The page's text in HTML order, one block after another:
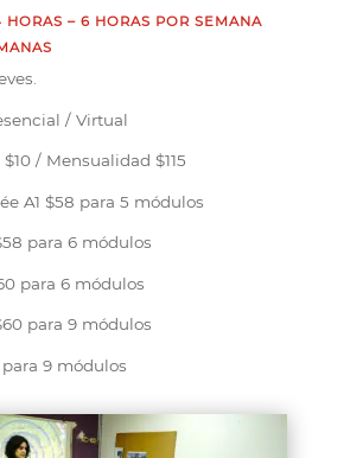
– 6 HORAS POR SEMANA
/ Virtual
/ Mensualidad $115
A1 $58 para 5 módulos
para 6 módulos
para 6 módulos
para 9 módulos
9 módulos